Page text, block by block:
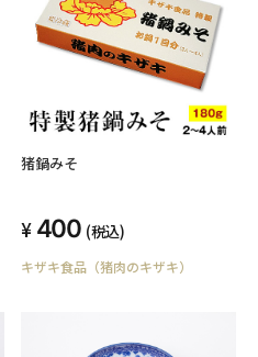
猪鍋みそ
400 (税込)
キザキ食品（猪肉のキザキ）